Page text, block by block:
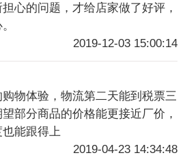
心的问题，才给店家做了好评，
2019-12-03 15:00:14
物体验，物流第二天能到税票三
部分商品的价格能更接近厂价，
能跟得上
2019-04-23 14:34:48